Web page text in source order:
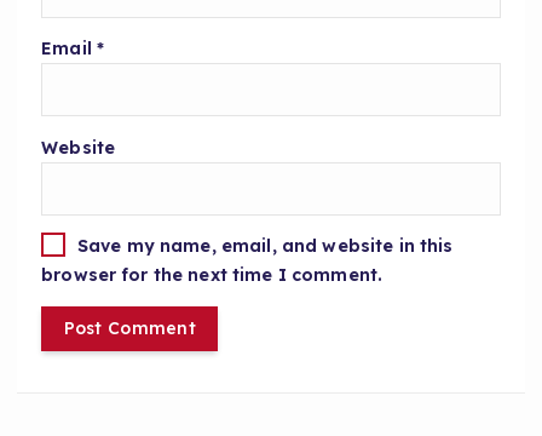
Email *
Website
Save my name, email, and website in this
browser for the next time I comment.